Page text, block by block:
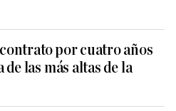
por cuatro años
las más altas de la